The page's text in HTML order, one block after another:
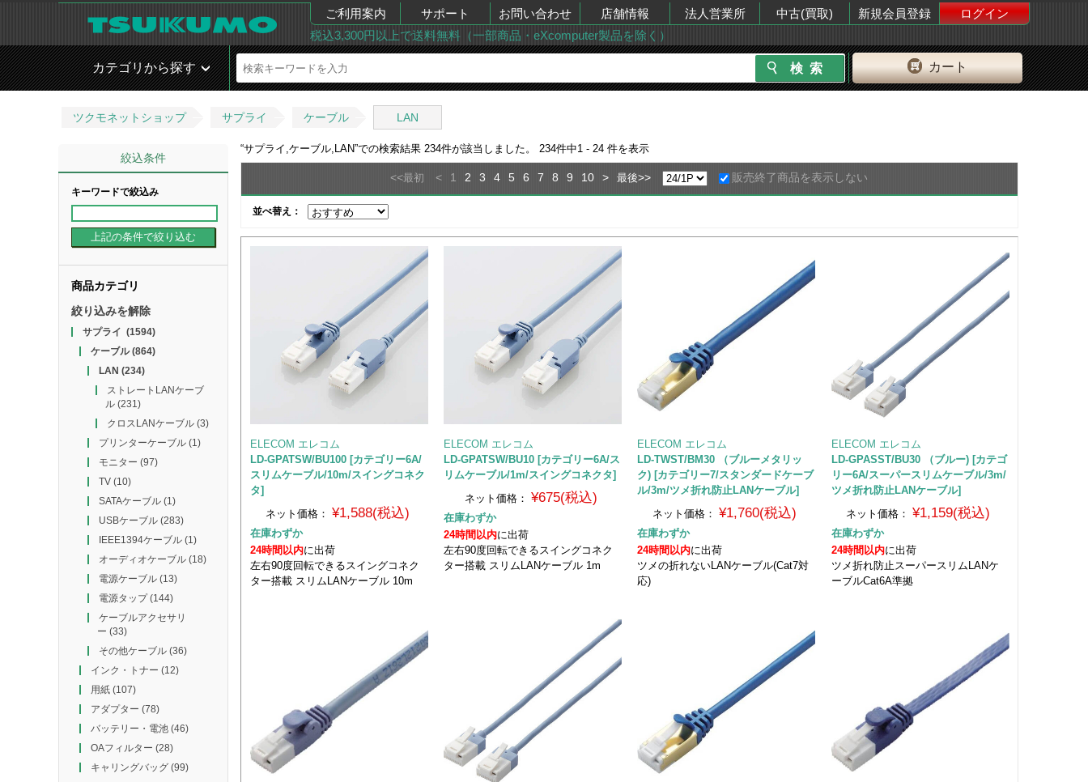
ご利用案内 サポート お問い合わせ 店舗情報 法人営業所 中古(買取) 新規会員登録
ログイン
税込3,300円以上で送料無料（一部商品・eXcomputer製品を除く）
カート
カテゴリから探す
ツクモネットショップ サプライ ケーブル LAN
絞込条件
キーワードで絞込み
商品カテゴリ
絞り込みを解除
サプライ (1594)
ケーブル(864)
LAN (234)
ストレートLANケーブ
ル(231)
クロスLANケーブル(3)
プリンターケーブル(1)
モニター (97)
TV(10)
SATAケーブル(1)
USBケーブル(283)
IEEE1394ケーブル(1)
オーディオケーブル(18)
電源ケーブル(13)
電源タップ(144)
ケーブルアクセサリ
ー (33)
その他ケーブル(36)
インク・トナー (12)
用紙(107)
アダプター (78)
バッテリー・電池(46)
OAフィルター (28)
キャリングバッグ(99)
“サプライ,ケーブル,LAN”での検索結果 234件が該当しました。 234件中1 - 24 件を表示
<<最初 < 1 2 3 4 5 6 7 8 9 10 > 最後>> 販売終了商品を表示しない
並べ替え：
ELECOM エレコム
LD-GPATSW/BU100 [カテゴリー6A/
スリムケーブル/10m/スイングコネク
タ]
ネット価格： ¥1,588(税込)
在庫わずか
24時間以内に出荷
左右90度回転できるスイングコネク
ター搭載 スリムLANケーブル 10m
ELECOM エレコム
LD-GPATSW/BU10 [カテゴリー6A/ス
リムケーブル/1m/スイングコネクタ]
ネット価格： ¥675(税込)
在庫わずか
24時間以内に出荷
左右90度回転できるスイングコネク
ター搭載 スリムLANケーブル 1m
ELECOM エレコム
LD-TWST/BM30 （ブルーメタリッ
ク) [カテゴリー7/スタンダードケーブ
ル/3m/ツメ折れ防止LANケーブル]
ネット価格：
¥1,760(税込)
在庫わずか
24時間以内に出荷
ツメの折れないLANケーブル(Cat7対
応)
ELECOM エレコム
LD-GPASST/BU30 （ブルー) [カテゴ
リー6A/スーパースリムケーブル/3m/
ツメ折れ防止LANケーブル]
ネット価格：
¥1,159(税込)
在庫わずか
24時間以内に出荷
ツメ折れ防止スーパースリムLANケ
ーブルCat6A準拠